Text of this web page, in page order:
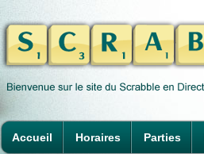
Accueil Horaires Parties